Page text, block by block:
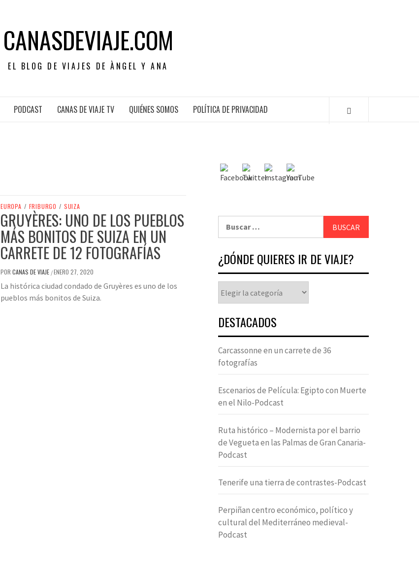
CANASDEVIAJE.COM
EL BLOG DE VIAJES DE ÀNGEL Y ANA
PODCAST CANAS DE VIAJE TV QUIÉNES SOMOS POLÍTICA DE PRIVACIDAD
EUROPA / FRIBURGO / SUIZA
GRUYÈRES: UNO DE LOS PUEBLOS
MÁS BONITOS DE SUIZA EN UN
CARRETE DE 12 FOTOGRAFÍAS
POR CANAS DE VIAJE /ENERO 27, 2020
La histórica ciudad condado de Gruyères es uno de los
pueblos más bonitos de Suiza.
¿DÓNDE QUIERES IR DE VIAJE?
DESTACADOS
Carcassonne en un carrete de 36
fotografías
Escenarios de Película: Egipto con Muerte
en el Nilo-Podcast
Ruta histórico – Modernista por el barrio
de Vegueta en las Palmas de Gran Canaria-
Podcast
Tenerife una tierra de contrastes-Podcast
Perpiñan centro económico, político y
cultural del Mediterráneo medieval-
Podcast